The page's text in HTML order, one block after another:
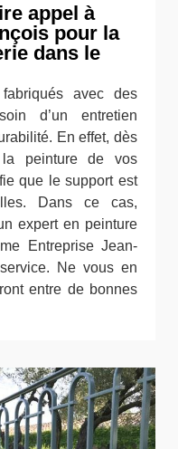
appel à
pour la
dans le
avec des
d’un entretien
En effet, dès
peinture de vos
que le support est
Dans ce cas,
expert en peinture
Entreprise Jean-
Ne vous en
entre de bonnes